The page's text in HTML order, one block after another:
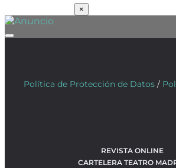
×
Política de Protección de Datos /
REVISTA ONLINE
CARTELERA TEATRO